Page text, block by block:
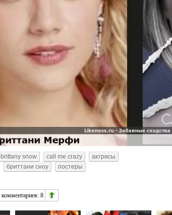
brittany snow call me crazy
актрисы
бриттани сноу
постеры
комментариев: 8